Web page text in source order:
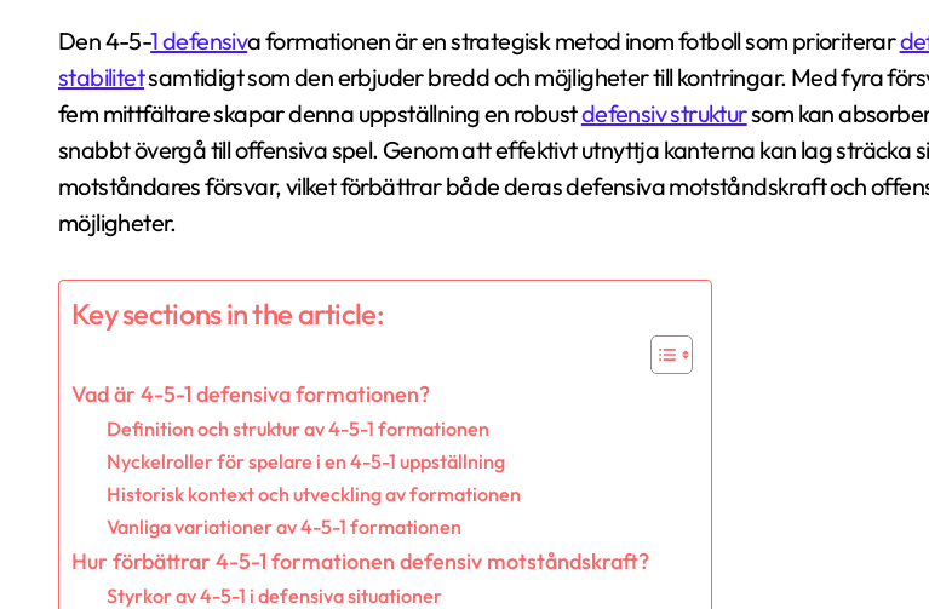
Den 4-5-1 defensiva formationen är en strategisk metod inom fotboll som prioriterar
stabilitetsamtidigt som den erbjuder bredd och möjligheter till kontringar. Med fyra
fem mittfältare skapar denna uppställning en robustdefensiv struktursom kan
snabbt övergå till offensiva spel. Genom att effektivt utnyttja kanterna kan lag sträcka
motståndares försvar, vilket förbättrar både deras defensiva motståndskraft och
möjligheter.
Key sections in the article:
Vad är 4-5-1 defensiva formationen?
Definition och struktur av 4-5-1 formationen
Nyckelroller för spelare i en 4-5-1 uppställning
Historisk kontext och utveckling av formationen
Vanliga variationer av 4-5-1 formationen
Hur förbättrar 4-5-1 formationen defensiv motståndskraft?
Styrkor av 4-5-1 i defensiva situationer